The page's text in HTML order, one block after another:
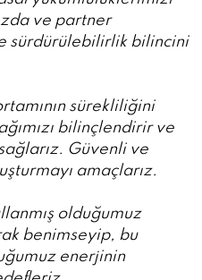
ve partner
sürdürülebilirlik bilincini
sürekliliğini
bilinçlendirir ve
Güvenli ve
amaçlarız.
olduğumuz
benimseyip, bu
enerjinin